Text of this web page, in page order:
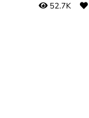
52.7K